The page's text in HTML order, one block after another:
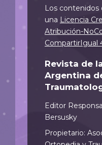
Los contenidos
una Licencia
Atribución-
CompartirIgual
Revista de
Argentina
Editor
Bersusky
Propietario: